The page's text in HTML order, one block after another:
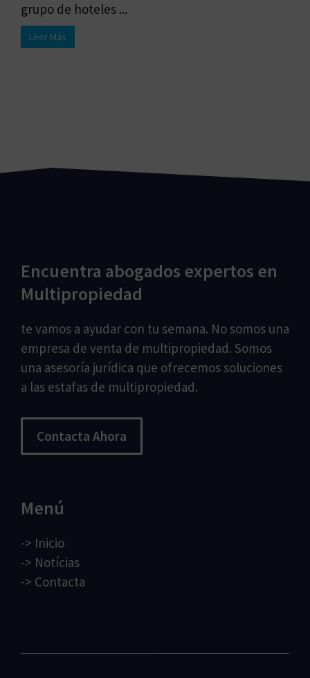
grupo de hoteles ...
Leer Más
Encuentra abogados expertos en
Multipropiedad
te vamos a ayudar con tu semana. No somos una
empresa de venta de multipropiedad. Somos
una asesoría jurídica que ofrecemos soluciones
a las estafas de multipropiedad.
Contacta Ahora
Menú
-> Inicio
-> Notícias
-> Contacta